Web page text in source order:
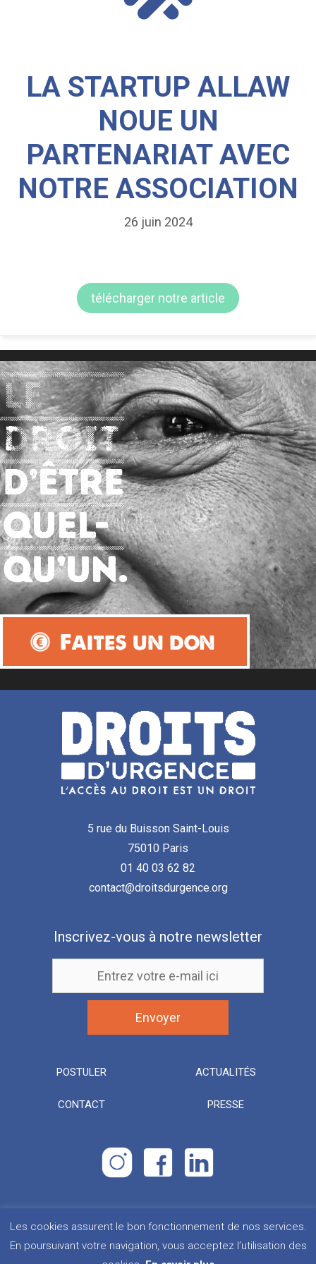
LA STARTUP ALLAW
NOUE UN
PARTENARIAT AVEC
NOTRE ASSOCIATION
26 juin 2024
télécharger notre article
Faites un don
5 rue du Buisson Saint-Louis
75010 Paris
01 40 03 62 82
contact@droitsdurgence.org
Inscrivez-vous à notre newsletter
POSTULER ACTUALITÉS
CONTACT PRESSE
Droits d’urgence. Tous droits réservés. Plan du site
Les cookies assurent le bon fonctionnement de nos services.
En poursuivant votre navigation, vous acceptez l’utilisation des